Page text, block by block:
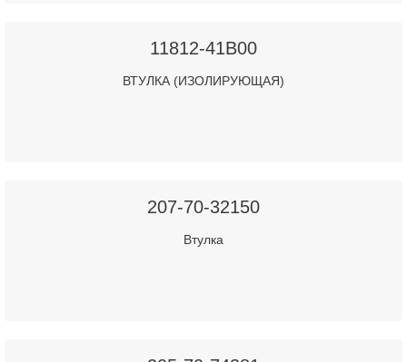
11812-41B00
ВТУЛКА (ИЗОЛИРУЮЩАЯ)
207-70-32150
Втулка